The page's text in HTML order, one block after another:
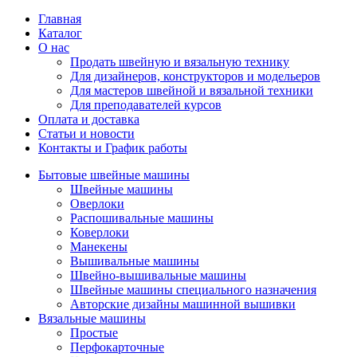
Главная
Каталог
О нас
Продать швейную и вязальную технику
Для дизайнеров, конструкторов и модельеров
Для мастеров швейной и вязальной техники
Для преподавателей курсов
Оплата и доставка
Статьи и новости
Контакты и График работы
Бытовые швейные машины
Швейные машины
Оверлоки
Распошивальные машины
Коверлоки
Манекены
Вышивальные машины
Швейно-вышивальные машины
Швейные машины специального назначения
Авторские дизайны машинной вышивки
Вязальные машины
Простые
Перфокарточные